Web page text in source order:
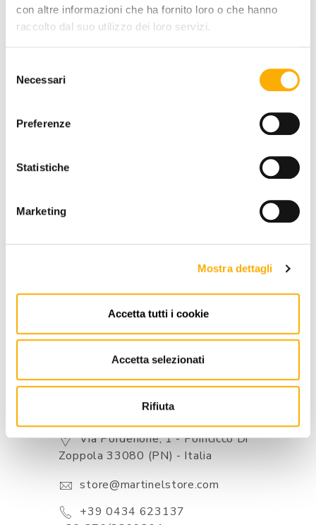
con altre informazioni che ha fornito loro o che hanno
raccolto dal suo utilizzo dei loro servizi.
delNecessari
Preferenze
Statistiche
Marketing
Mostra dettagli
Accetta tutti i cookie
Accetta selezionati
Rifiuta
REQUEST A QUOTE
BEST PRICE GUARANTEED
Via Pordenone, 1 - Poincicco Di
Zoppola 33080 (PN) - Italia
store@martinelstore.com
+39 0434 623137